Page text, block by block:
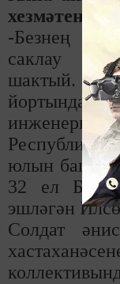
хезмәтенә
-Безнең
саклау
шактый.
йортында
инженеры
Республика
юлын
32 ел
эшләгән
Солдат